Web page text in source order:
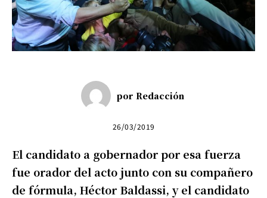
por Redacción
26/03/2019
El candidato a gobernador por esa fuerza
fue orador del acto junto con su compañero
de fórmula, Héctor Baldassi, y el candidato